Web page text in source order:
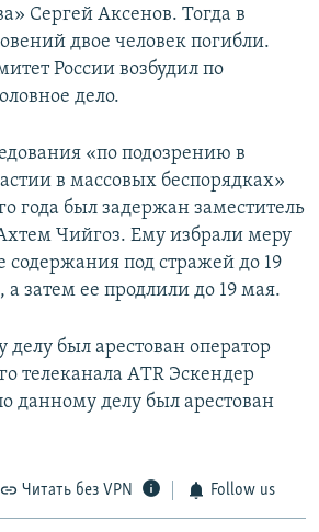
Сергей Аксенов. Тогда в
двое человек погибли.
России возбудил по
дело.
«по подозрению в
в массовых беспорядках»
года был задержан заместитель
Чийгоз. Ему избрали меру
содержания под стражей до 19
а затем ее продлили до 19 мая.
делу был арестован оператор
телеканала АTR Эскендер
данному делу был арестован
Читать без VPN Follow us